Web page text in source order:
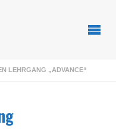
LEHRGANG „ADVANCE“